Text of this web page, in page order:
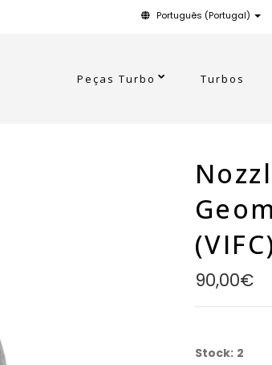
Português (Portugal)
Peças Turbo Turbos
90,00€
Stock: 2